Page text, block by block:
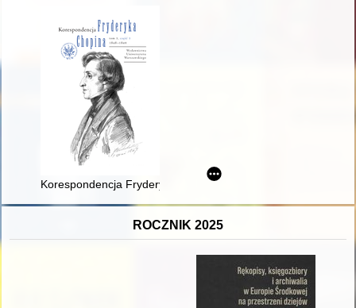
Korespondencja Fryderyka Chopina. T. 3 cz. 3,
ROCZNIK 2025